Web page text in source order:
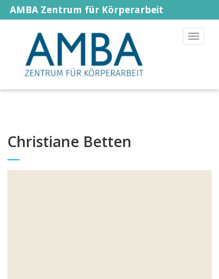
Toggle
Christiane Betten
AMBA Zentrum für Körperarbeit